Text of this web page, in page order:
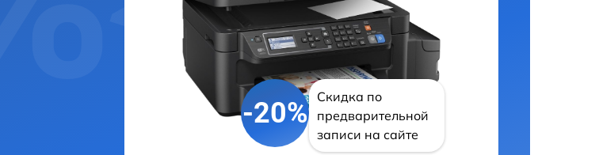
-20%
Скидка по
предварительной
записи на сайте